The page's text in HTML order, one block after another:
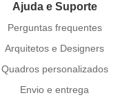
Ajuda e Suporte
Perguntas frequentes
Arquitetos e Designers
Quadros personalizados
Envio e entrega